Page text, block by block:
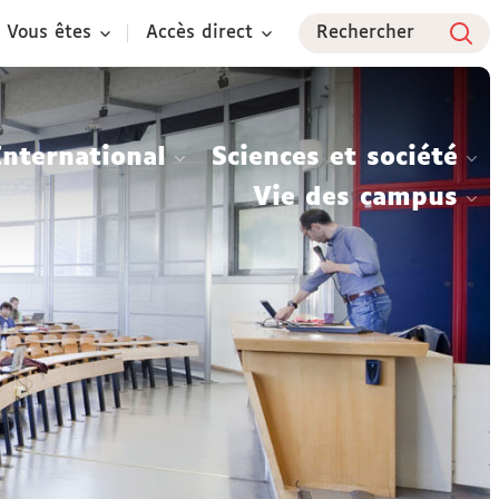
Vous êtes Accès direct Rechercher
Sciences et société
Vie des campus